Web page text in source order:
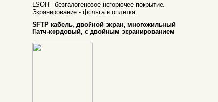
LSOH - безгалогеновое негорючее покрытие.
Экранирование - фольга и оплетка.
SFTP кабель, двойной экран, многожильный
Патч-кордовый, с двойным экранированием